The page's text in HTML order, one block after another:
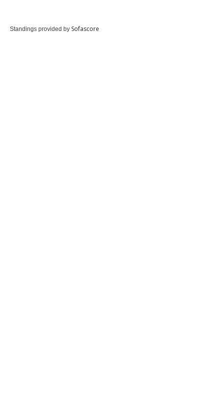
Standings provided by Sofascore